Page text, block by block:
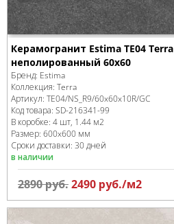
Керамогранит Estima TE04 Terra
неполированный 60x60
Бренд: Estima
Коллекция: Terra
Артикул: TE04/NS_R9/60x60x10R/GC
Код товара: SD-216341-99
В коробке: 4 шт, 1.44 м2
Размер: 600x600 мм
Сроки доставки: 30 дней
в наличии
2890руб.2490 руб./м2